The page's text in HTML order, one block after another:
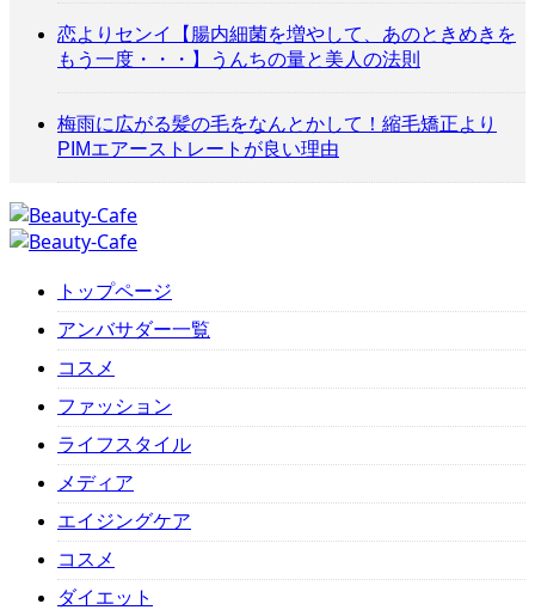
恋よりセンイ【腸内細菌を増やして、あのときめきを
もう一度・・・】うんちの量と美人の法則
梅雨に広がる髪の毛をなんとかして！縮毛矯正より
PIMエアーストレートが良い理由
トップページ
アンバサダー一覧
コスメ
ファッション
ライフスタイル
メディア
エイジングケア
コスメ
ダイエット